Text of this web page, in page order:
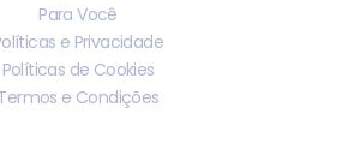
Para Você
e Privacidade
Políticas de Cookies
e Condições